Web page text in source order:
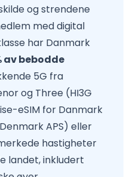
og strendene
med digital
har Danmark
av bebodde
5G fra
og Three (HI3G
eSIM for Danmark
APS) eller
hastigheter
landet, inkludert